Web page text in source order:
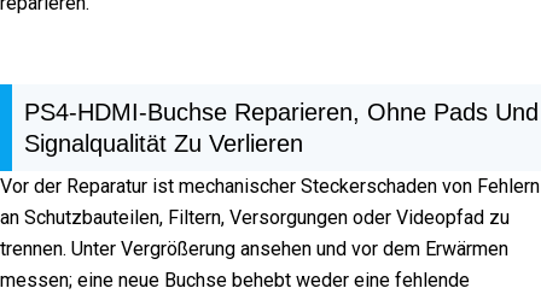
PS4-HDMI-Buchse Reparieren, Ohne Pads Und
Signalqualität Zu Verlieren
Vor der Reparatur ist mechanischer Steckerschaden von Fehlern
an Schutzbauteilen, Filtern, Versorgungen oder Videopfad zu
trennen. Unter Vergrößerung ansehen und vor dem Erwärmen
messen; eine neue Buchse behebt weder eine fehlende